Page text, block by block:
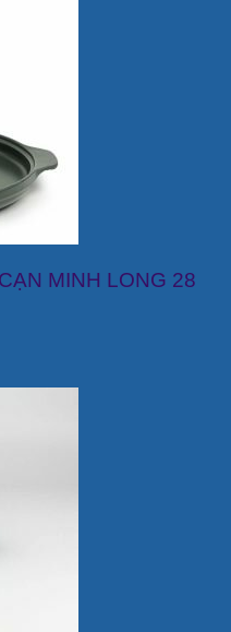
MINH LONG 28